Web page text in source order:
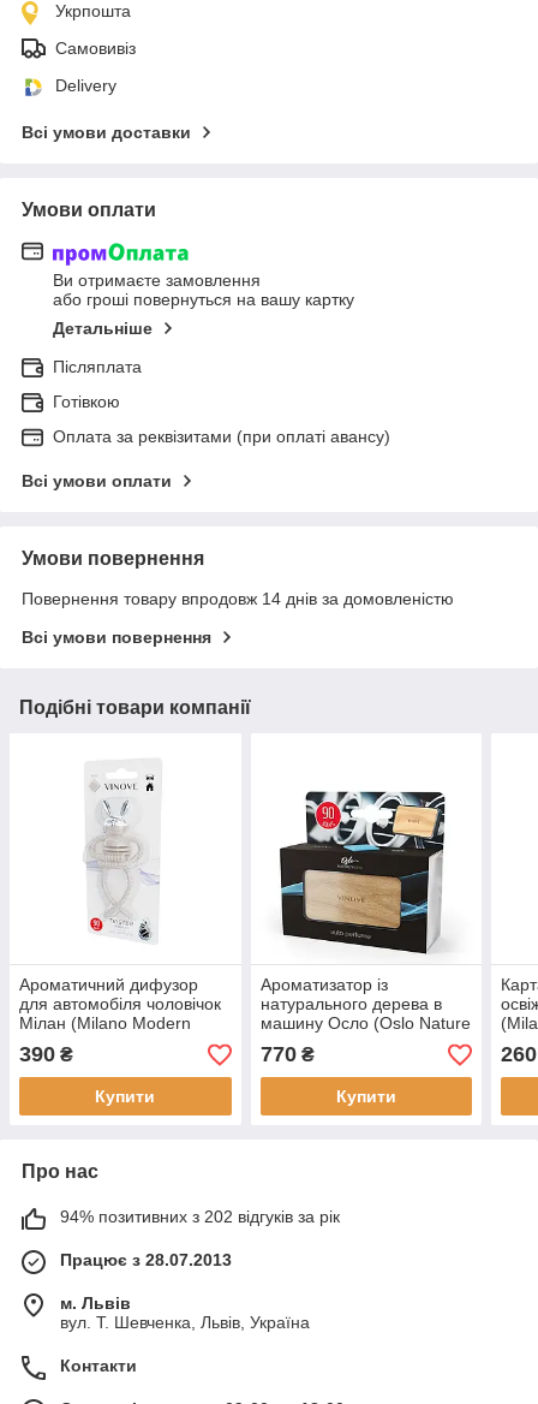
Укрпошта
Самовивіз
Delivery
Всі умови доставки
Умови оплати
Ви отримаєте замовлення
або гроші повернуться на вашу картку
Детальніше
Післяплата
Готівкою
Оплата за реквізитами (при оплаті авансу)
Всі умови оплати
Умови повернення
Повернення товару впродовж 14 днів за домовленістю
Всі умови повернення
Подібні товари компанії
Ароматичний дифузор
для автомобіля чоловічок
Мілан (Milano Modern
Wood) TVISTER VINOVE
390 ₴
Купити
Ароматизатор із
натурального дерева в
машину Осло (Oslo Nature
Wood) VINOVE
770₴
Купити
260
Про нас
94% позитивних з 202 відгуків за рік
Працює з 28.07.2013
м. Львів
вул. Т. Шевченка, Львів, Україна
Контакти